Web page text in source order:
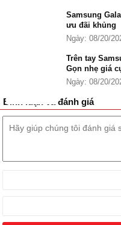
Bảng giá
Samsung Galaxy A17 4G
Samsung Galaxy A17 4G
Samsung
ưu đãi khủng
Ngày: 08/20/
Trên tay
Gọn nhẹ giá
Ngày: 08/20/
Bình luận và đánh giá